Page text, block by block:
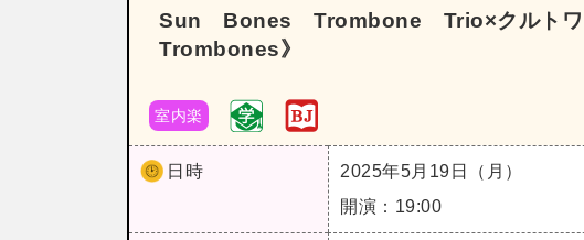
Sun Bones Trombone Trio×クルト
Trombones》
室内楽
日時
2025年5月19日（月）
開演：19:00